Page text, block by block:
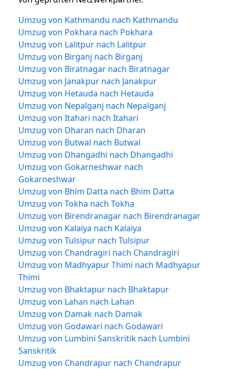
Umzug von Kathmandu nach Kathmandu
Umzug von Pokhara nach Pokhara
Umzug von Lalitpur nach Lalitpur
Umzug von Birganj nach Birganj
Umzug von Biratnagar nach Biratnagar
Umzug von Janakpur nach Janakpur
Umzug von Hetauda nach Hetauda
Umzug von Nepalganj nach Nepalganj
Umzug von Itahari nach Itahari
Umzug von Dharan nach Dharan
Umzug von Butwal nach Butwal
Umzug von Dhangadhi nach Dhangadhi
Umzug von Gokarneshwar nach
Gokarneshwar
Umzug von Bhim Datta nach Bhim Datta
Umzug von Tokha nach Tokha
Umzug von Birendranagar nach Birendranagar
Umzug von Kalaiya nach Kalaiya
Umzug von Tulsipur nach Tulsipur
Umzug von Chandragiri nach Chandragiri
Umzug von Madhyapur Thimi nach Madhyapur
Thimi
Umzug von Bhaktapur nach Bhaktapur
Umzug von Lahan nach Lahan
Umzug von Damak nach Damak
Umzug von Godawari nach Godawari
Umzug von Lumbini Sanskritik nach Lumbini
Sanskritik
Umzug von Chandrapur nach Chandrapur